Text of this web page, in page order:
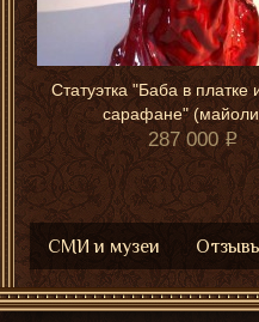
Статуэтка "Баба в платке
сарафане"
287 000
СМИ и музеи